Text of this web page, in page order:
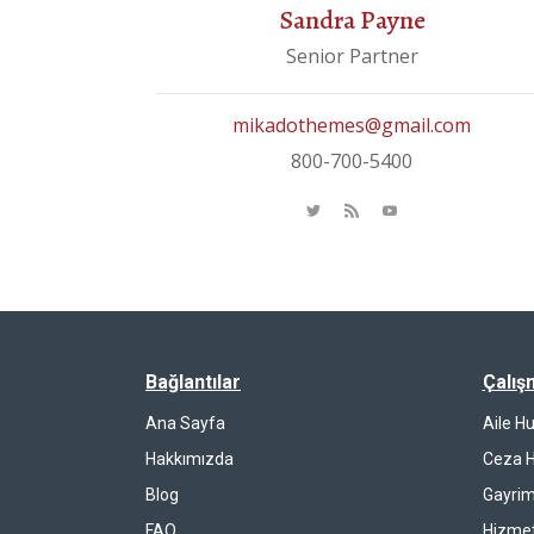
Sandra Payne
Senior Partner
mikadothemes@gmail.com
800-700-5400
Bağlantılar
Ana Sayfa
Hakkımızda
Blog
FAQ
Aile
Ceza